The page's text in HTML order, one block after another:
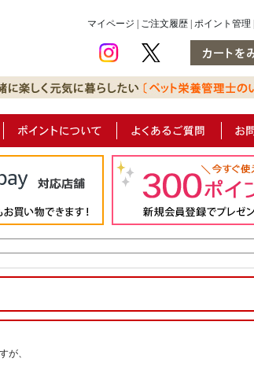
マイページ ご注文履歴 ポイント管理
が、